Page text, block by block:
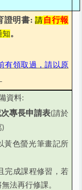
證明書: 請自行報
知。
有領取過，請以原
資料:
專長申請表(請於
)
黃色螢光筆畫記所
完成課程修習，若
法再行修課。